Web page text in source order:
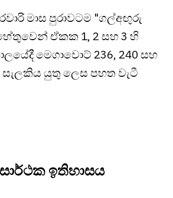
මාස පුරාවටම "ගල්අඟුරු
ඒකක 1, 2 සහ 3 හි
මෙගාවොට් 236, 240 සහ
යුතු ලෙස පහත වැටී
ඉතිහාසය